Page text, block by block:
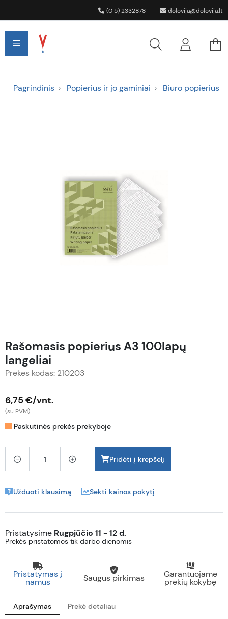
(0 5) 2332878 dolovija@dolovija.lt
Pagrindinis Popierius ir jo gaminiai Biuro popierius
Rašomasis popierius A3 100lapų
langeliai
Prekės kodas: 210203
6,75 €/vnt.
(su PVM)
Paskutinės prekės prekyboje
Pridėti į krepšelį
Užduoti klausimą Sekti kainos pokytį
Pristatysime Rugpjūčio 11 - 12 d.
Prekės pristatomos tik darbo dienomis
Pristatymas į
namus Saugus pirkimas Garantuojame
prekių kokybę
Aprašymas Prekė detaliau